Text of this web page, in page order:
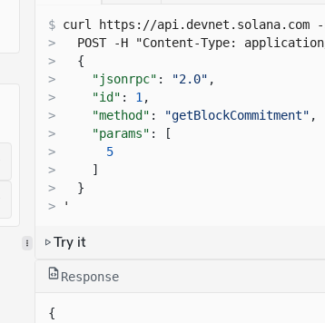
$ curl https://api.devnet.solana.com
>
POST -H "Content-Type:
>
{
>
"jsonrpc" : "2.0" ,
>
"id" : 1,
>
"method" : "getBlockCommitment" ,
>
"params" : [
>
5
>
]
>
}
>
'
Try it
Response
{